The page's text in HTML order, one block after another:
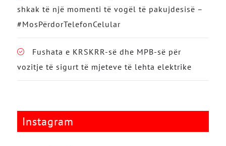
shkak të një momenti të vogël të pakujdesisë –
#MosPërdorTelefonCelular
Fushata e KRSKRR-së dhe MPB-së për
vozitje të sigurt të mjeteve të lehta elektrike
Instagram